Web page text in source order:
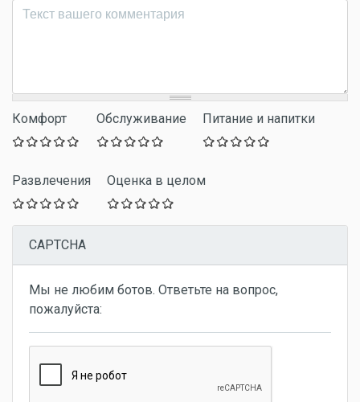
Комментарий*
Комфорт Обслуживание Питание и напитки
Развлечения Оценка в целом
CAPTCHA
Мы не любим ботов. Ответьте на вопрос,
пожалуйста: